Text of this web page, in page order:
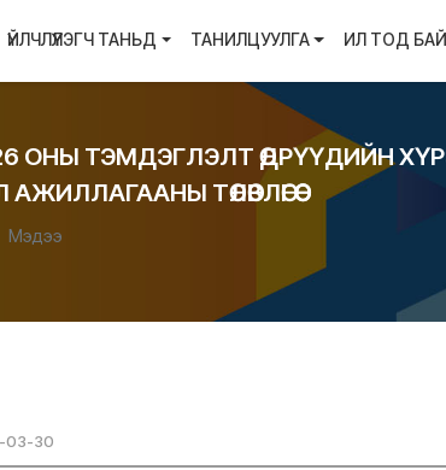
ҮЙЛЧЛҮҮЛЭГЧ ТАНЬД ТАНИЛЦУУЛГА ИЛ ТОД
ОНЫ ТЭМДЭГЛЭЛТ ӨДРҮҮДИЙН
АЖИЛЛАГААНЫ ТӨЛӨВЛӨГӨӨ
Мэдээ
03-30